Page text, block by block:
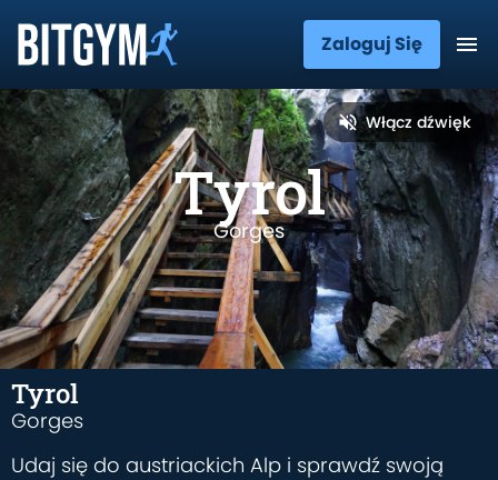
Zaloguj Się
Włącz dźwięk
Tyrol
Gorges
Tyrol
Gorges
Udaj się do austriackich Alp i sprawdź swoją